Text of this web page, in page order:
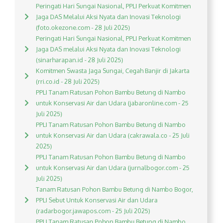
Peringati Hari Sungai Nasional, PPLI Perkuat Komitmen
Jaga DAS Melalui Aksi Nyata dan Inovasi Teknologi
(foto.okezone.com - 28 Juli 2025)
Peringati Hari Sungai Nasional, PPLI Perkuat Komitmen
Jaga DAS melalui Aksi Nyata dan Inovasi Teknologi
(sinarharapan.id - 28 Juli 2025)
Komitmen Swasta Jaga Sungai, Cegah Banjir di Jakarta
(rri.co.id - 28 Juli 2025)
PPLI Tanam Ratusan Pohon Bambu Betung di Nambo
untuk Konservasi Air dan Udara (jabaronline.com - 25
Juli 2025)
PPLI Tanam Ratusan Pohon Bambu Betung di Nambo
untuk Konservasi Air dan Udara (cakrawala.co - 25 Juli
2025)
PPLI Tanam Ratusan Pohon Bambu Betung di Nambo
untuk Konservasi Air dan Udara (jurnalbogor.com - 25
Juli 2025)
Tanam Ratusan Pohon Bambu Betung di Nambo Bogor,
PPLI Sebut Untuk Konservasi Air dan Udara
(radarbogor.jawapos.com - 25 Juli 2025)